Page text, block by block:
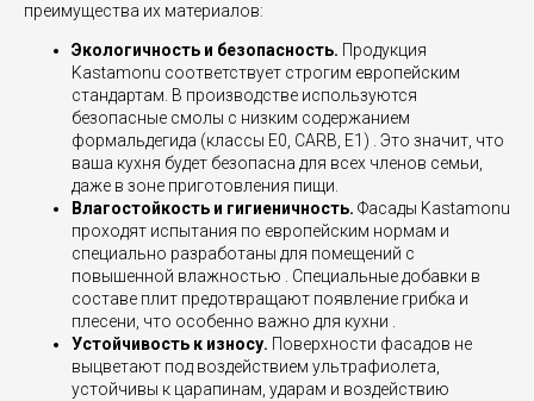
преимущества их материалов:
Экологичность и безопасность. Продукция
Kastamonu соответствует строгим европейским
стандартам. В производстве используются
безопасные смолы с низким содержанием
формальдегида (классы E0, CARB, E1) . Это значит, что
ваша кухня будет безопасна для всех членов семьи,
даже в зоне приготовления пищи.
Влагостойкость и гигиеничность. Фасады Kastamonu
проходят испытания по европейским нормам и
специально разработаны для помещений с
повышенной влажностью . Специальные добавки в
составе плит предотвращают появление грибка и
плесени, что особенно важно для кухни .
Устойчивость к износу. Поверхности фасадов не
выцветают под воздействием ультрафиолета,
устойчивы к царапинам, ударам и воздействию